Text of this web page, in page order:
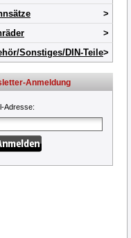
Sonstiges/DIN-Teile
Anmeldung
Adresse: